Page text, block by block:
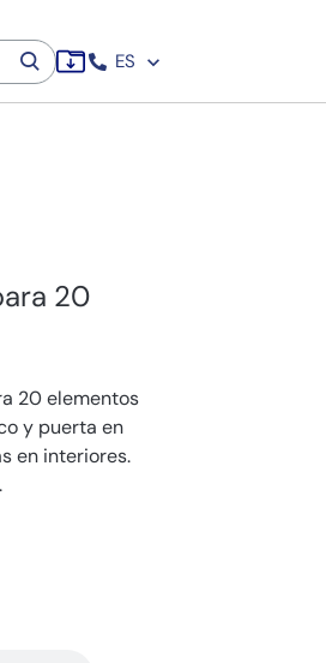
ES
20
20 elementos
y puerta en
en interiores.